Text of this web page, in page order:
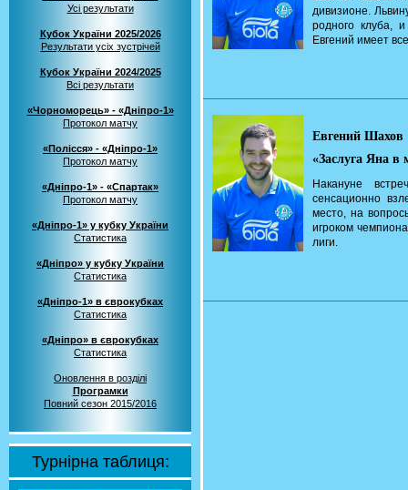
Усі результати
Кубок України 2025/2026
Результати усіх зустрічей
Кубок України 2024/2025
Всі результати
«Чорноморець» - «Дніпро-1»
Протокол матчу
«Полісся» - «Дніпро-1»
Протокол матчу
«Дніпро-1» - «Спартак»
Протокол матчу
«Дніпро-1» у кубку України
Статистика
«Дніпро» у кубку України
Статистика
«Дніпро-1» в єврокубках
Статистика
«Дніпро» в єврокубках
Статистика
Оновлення в розділі
Програмки
Повний сезон 2015/2016
Турнірна таблиця:
дивизионе.
родного клуба,
Евгений имеет
Евгений Шахов
«Заслуга Яна в
Накануне
сенсационно
место, на
игроком
лиги.